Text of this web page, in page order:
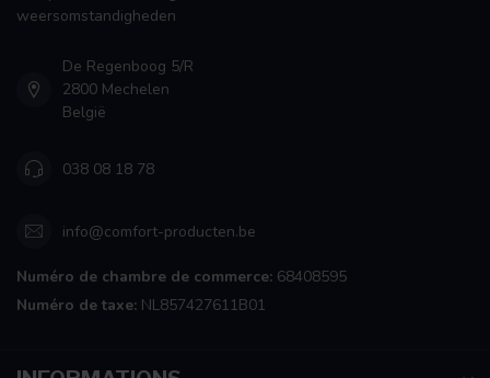
weersomstandigheden
De Regenboog 5/R
2800 Mechelen
België
038 08 18 78
info@comfort-producten.be
Numéro de chambre de commerce: 68408595
Numéro de taxe: NL857427611B01